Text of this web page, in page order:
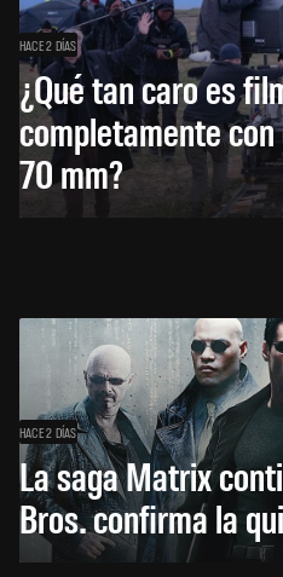
HACE 2 DÍAS
¿Qué tan caro es
completamente
70 mm?
HACE 2 DÍAS
La saga Matrix
Bros. confirma la